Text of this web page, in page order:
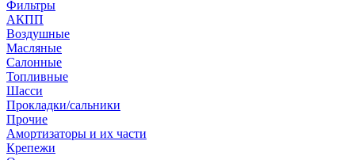
Фильтры
АКПП
Воздушные
Масляные
Салонные
Топливные
Шасси
Прокладки/сальники
Прочие
Амортизаторы и их части
Крепежи